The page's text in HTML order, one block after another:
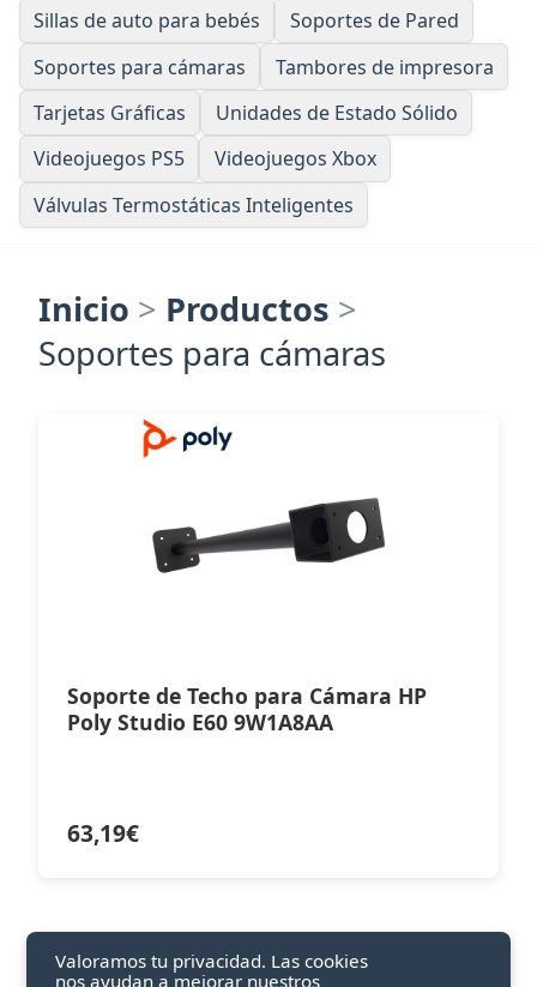
Sillas de auto para bebés
Soportes de Pared
Soportes para cámaras
Tambores de impresora
Tarjetas Gráficas
Unidades de Estado Sólido
Videojuegos PS5
Videojuegos Xbox
Válvulas Termostáticas Inteligentes
Inicio > Productos >
Soportes para cámaras
Soporte de Techo para Cámara HP
Poly Studio E60 9W1A8AA
63,19€
Valoramos tu privacidad. Las cookies
nos ayudan a mejorar nuestros